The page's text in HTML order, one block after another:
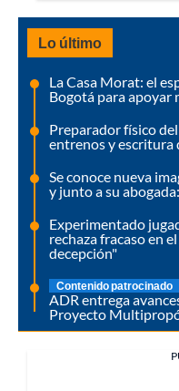
Lo último
La Casa Morat: el
Bogotá para apoyar
Preparador físico
entrenos y escritura
Se conoce nueva
y junto a su
Experimentado
rechaza fracaso en
decepción"
Contenido patrocinado
ADR entrega
Proyecto